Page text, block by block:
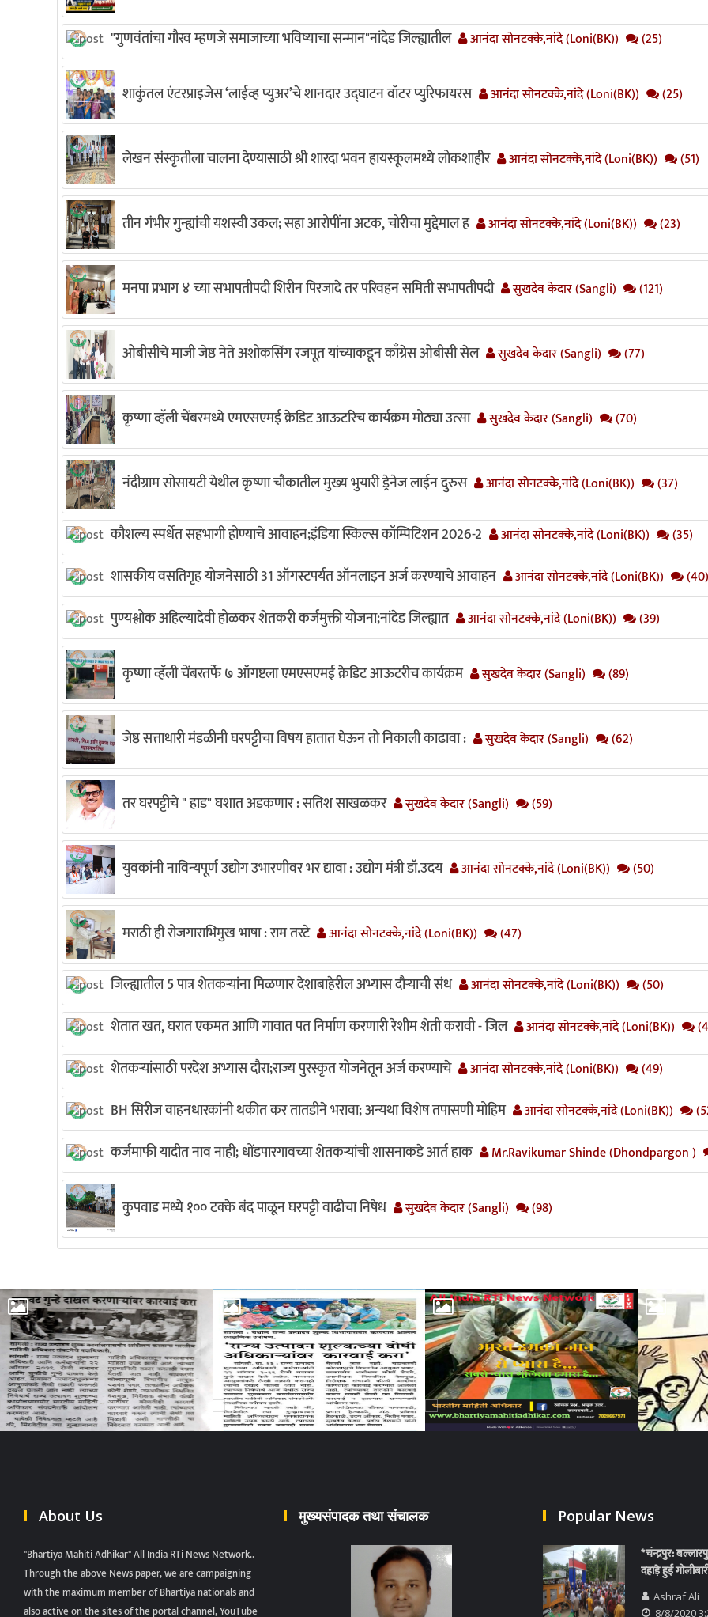
"गुणवंतांचा गौरव म्हणजे समाजाच्या भविष्याचा सन्मान"नांदेड जिल्ह्यातील आनंदा सोनटक्के,नांदे (Loni(BK)) (25)
शाकुंतल एंटरप्राइजेस ‘लाईव्ह प्युअर’चे शानदार उद्घाटन वॉटर प्युरिफायरस आनंदा सोनटक्के,नांदे (Loni(BK)) (25)
लेखन संस्कृतीला चालना देण्यासाठी श्री शारदा भवन हायस्कूलमध्ये लोकशाहीर आनंदा सोनटक्के,नांदे (Loni(BK)) (51)
तीन गंभीर गुन्ह्यांची यशस्वी उकल; सहा आरोपींना अटक, चोरीचा मुद्देमाल ह आनंदा सोनटक्के,नांदे (Loni(BK)) (23)
मनपा प्रभाग ४ च्या सभापतीपदी शिरीन पिरजादे तर परिवहन समिती सभापतीपदी सुखदेव केदार (Sangli) (121)
ओबीसीचे माजी जेष्ठ नेते अशोकसिंग रजपूत यांच्याकडून काँग्रेस ओबीसी सेल सुखदेव केदार (Sangli) (77)
कृष्णा व्हॅली चेंबरमध्ये एमएसएमई क्रेडिट आऊटरिच कार्यक्रम मोठ्या उत्सा सुखदेव केदार (Sangli) (70)
नंदीग्राम सोसायटी येथील कृष्णा चौकातील मुख्य भुयारी ड्रेनेज लाईन दुरुस आनंदा सोनटक्के,नांदे (Loni(BK)) (37)
कौशल्य स्पर्धेत सहभागी होण्याचे आवाहन;इंडिया स्किल्स कॉम्पिटिशन 2026-2 आनंदा सोनटक्के,नांदे (Loni(BK)) (35)
शासकीय वसतिगृह योजनेसाठी 31 ऑगस्टपर्यत ऑनलाइन अर्ज करण्याचे आवाहन आनंदा सोनटक्के,नांदे (Loni(BK)) (40)
पुण्यश्लोक अहिल्यादेवी होळकर शेतकरी कर्जमुक्ती योजना;नांदेड जिल्ह्यात आनंदा सोनटक्के,नांदे (Loni(BK)) (39)
कृष्णा व्हॅली चेंबरतर्फे ७ ऑगष्टला एमएसएमई क्रेडिट आऊटरीच कार्यक्रम सुखदेव केदार (Sangli) (89)
जेष्ठ सत्ताधारी मंडळीनी घरपट्टीचा विषय हातात घेऊन तो निकाली काढावा : सुखदेव केदार (Sangli) (62)
तर घरपट्टीचे " हाड" घशात अडकणार : सतिश साखळकर सुखदेव केदार (Sangli) (59)
युवकांनी नाविन्यपूर्ण उद्योग उभारणीवर भर द्यावा : उद्योग मंत्री डॉ.उदय आनंदा सोनटक्के,नांदे (Loni(BK)) (50)
मराठी ही रोजगाराभिमुख भाषा : राम तरटे आनंदा सोनटक्के,नांदे (Loni(BK)) (47)
जिल्ह्यातील 5 पात्र शेतकऱ्यांना मिळणार देशाबाहेरील अभ्यास दौऱ्याची संध आनंदा सोनटक्के,नांदे (Loni(BK)) (50)
शेतात खत, घरात एकमत आणि गावात पत निर्माण करणारी रेशीम शेती करावी - जिल आनंदा सोनटक्के,नांदे (Loni(BK))
शेतकऱ्यांसाठी परदेश अभ्यास दौरा;राज्य पुरस्कृत योजनेतून अर्ज करण्याचे आनंदा सोनटक्के,नांदे (Loni(BK)) (49)
BH सिरीज वाहनधारकांनी थकीत कर तातडीने भरावा; अन्यथा विशेष तपासणी मोहिम आनंदा सोनटक्के,नांदे (Loni(BK))
कर्जमाफी यादीत नाव नाही; धोंडपारगावच्या शेतकऱ्यांची शासनाकडे आर्त हाक Mr.Ravikumar Shinde (Dhondpargon )
कुपवाड मध्ये १०० टक्के बंद पाळून घरपट्टी वाढीचा निषेध सुखदेव केदार (Sangli) (98)
About Us
"Bhartiya Mahiti Adhikar" All India RTi News Network..
Through the above News paper, we are campaigning
with the maximum member of Bhartiya nationals and
also active on the sites of the portal channel, YouTube
मुख्यसंपादक तथा संचालक Popular News
*चंन्द्रपुर:
दहाड़े हुई
Ashraf Ali
8/8/2020